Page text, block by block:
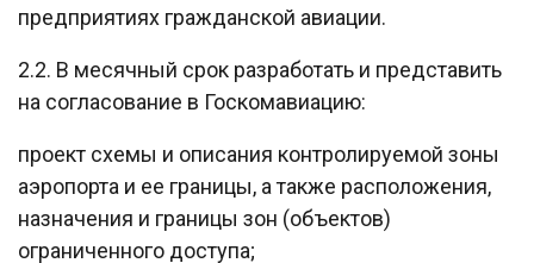
предприятиях гражданской авиации.
2.2. В месячный срок разработать и представить
на согласование в Госкомавиацию:
проект схемы и описания контролируемой зоны
аэропорта и ее границы, а также расположения,
назначения и границы зон (объектов)
ограниченного доступа;